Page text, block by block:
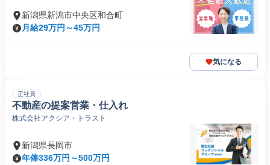
新潟県新潟市中央区和合町
月給29万円～45万円
気になる
正社員
不動産の提案営業・仕入れ
株式会社アクシア・トラスト
新潟県長岡市
年俸336万円～500万円